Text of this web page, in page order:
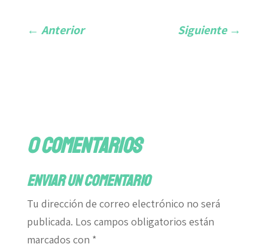
← Anterior Siguiente→
0 comentarios
Enviar un comentario
Tu dirección de correo electrónico no será
publicada. Los campos obligatorios están
marcados con *